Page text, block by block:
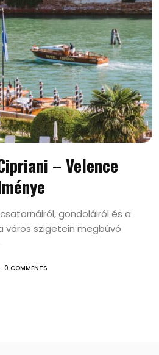
– Velence
gondoláiról és a
város szigetein megbúvó
0 COMMENTS